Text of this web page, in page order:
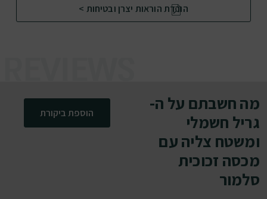
הורדת הוראות יצרן ובטיחות >
מה חשבתם על ה-
גריל חשמלי
ומשטח צליה עם
מכסה זכוכית
סלמור
הוספת ביקורת